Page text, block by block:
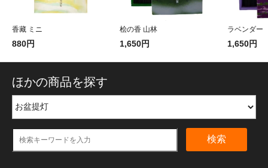
香藏 ミニ
880円
桧の香 山林
1,650円
ラベンダー
1,650円
ほかの商品を探す
検索